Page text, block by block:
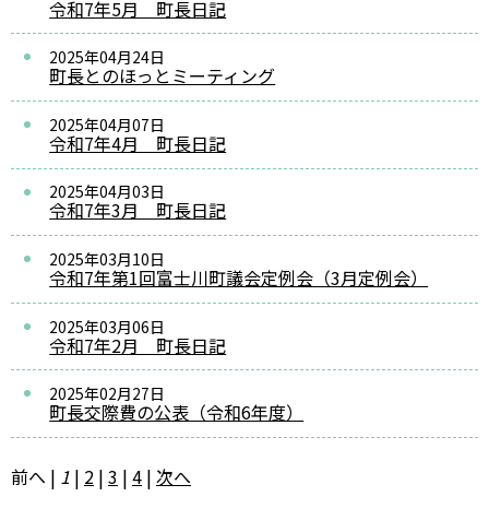
令和7年5月 町長日記
2025年04月24日
町長とのほっとミーティング
2025年04月07日
令和7年4月 町長日記
2025年04月03日
令和7年3月 町長日記
2025年03月10日
令和7年第1回富士川町議会定例会（3月定例会）
2025年03月06日
令和7年2月 町長日記
2025年02月27日
町長交際費の公表（令和6年度）
前へ | 1 | 2 | 3 | 4 | 次へ